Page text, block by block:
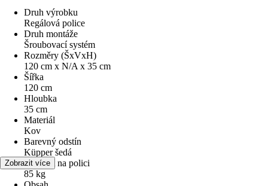
Druh výrobku
Regálová police
Druh montáže
Šroubovací systém
Rozměry (ŠxVxH)
120 cm x N/A x 35 cm
Šířka
120 cm
Hloubka
35 cm
Materiál
Kov
Barevný odstín
Küpper šedá
Nosnost na polici
85 kg
Zobrazit více